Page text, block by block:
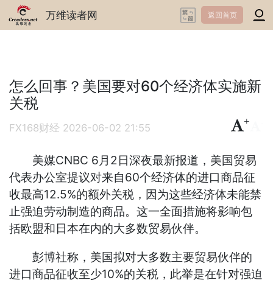
万维读者网 返回首页
怎么回事？美国要对60个经济体实施新
关税
FX168财经 2026-06-02 21:55
+
美媒CNBC 6月2日深夜最新报道，美国贸易
代表办公室提议对来自60个经济体的进口商品征
收最高12.5%的额外关税，因为这些经济体未能禁
止强迫劳动制造的商品。这一全面措施将影响包
括欧盟和日本在内的大多数贸易伙伴。
彭博社称，美国拟对大多数主要贸易伙伴的
进口商品征收至少10%的关税，此举是在针对强迫